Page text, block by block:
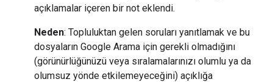
açıklamalar içeren bir not eklendi.
Neden: Topluluktan gelen soruları yanıtlamak ve bu
dosyaların Google Arama için gerekli olmadığını
(görünürlüğünüzü veya sıralamalarınızı olumlu ya da
olumsuz yönde etkilemeyeceğini) açıklığa